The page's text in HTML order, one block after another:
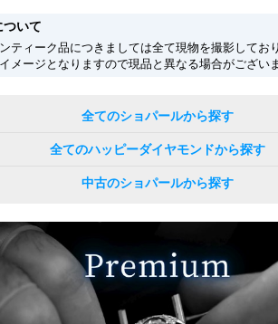
ついて
ティーク品につきましては全て現物を撮影してお
メージとなりますので現品と異なる場合がございま
全てのショパールから探す
全てのハッピーダイヤモンドから探す
中古のショパールから探す